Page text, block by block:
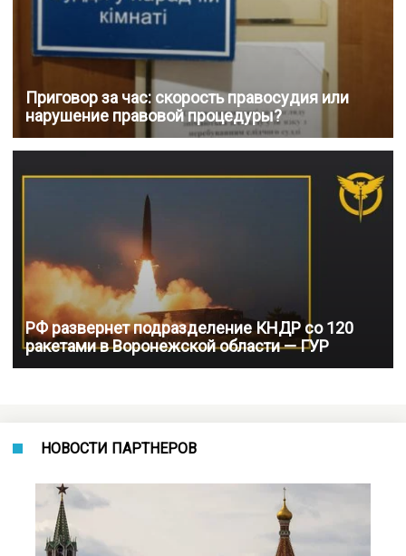
Приговор за час: скорость правосудия или
нарушение правовой процедуры?
РФ развернет подразделение КНДР со 120
ракетами в Воронежской области — ГУР
НОВОСТИ ПАРТНЕРОВ